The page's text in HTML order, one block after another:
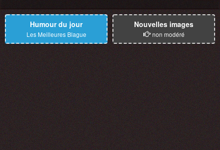
Humour du jour
Les Meilleures Blague
Nouvelles images
non modéré